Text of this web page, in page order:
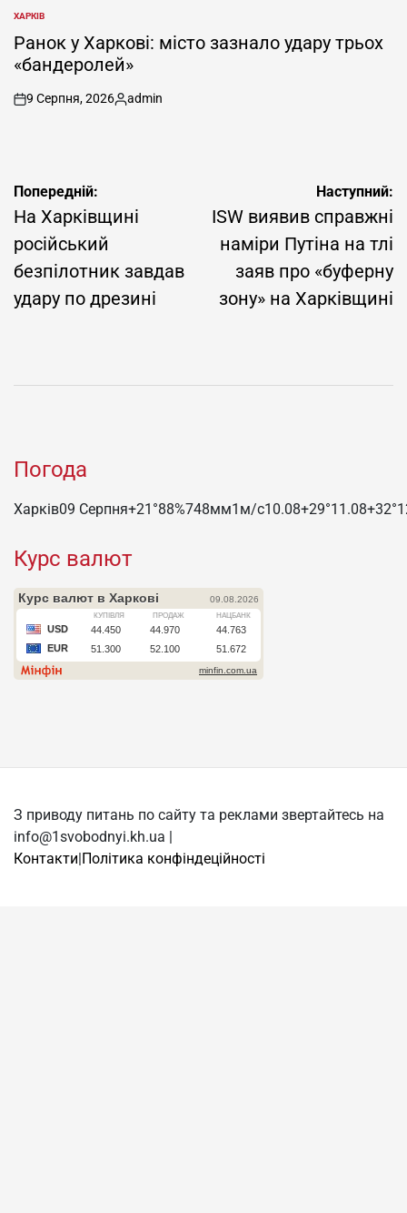
ОПУБЛІКУВАТИ
У
ХАРКІВ
Ранок у Харкові: місто зазнало удару трьох
«бандеролей»
on
9 Серпня, 2026
Опубліковано
admin
Навігація
записів
Попередній:
На Харківщині
російський
безпілотник завдав
удару по дрезині
Наступний:
ISW виявив справжні
наміри Путіна на тлі
заяв про «буферну
зону» на Харківщині
Погода
Харків09 Серпня+21°88%748мм1 м/c10.08+29°11.08+32°
Курс валют
З приводу питань по сайту та реклами звертайтесь на
info@1svobodnyi.kh.ua |
Контакти Політика конфіндеційності